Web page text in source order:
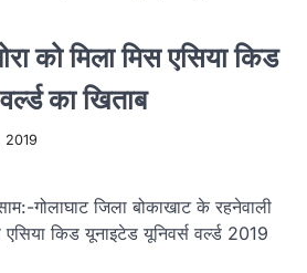
को मिला मिस एसिया किड
का खिताब
2019
गोलाघाट जिला बोकाखाट के रहनेवाली
एसिया किड यूनाइटेड यूनिवर्स वर्ल्ड 2019